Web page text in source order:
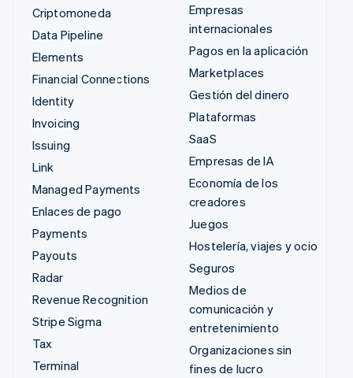
Criptomoneda
Data Pipeline
Elements
Financial Connections
Identity
Invoicing
Issuing
Link
Managed Payments
Enlaces de pago
Payments
Payouts
Radar
Revenue Recognition
Stripe Sigma
Tax
Terminal
Empresas
internacionales
Pagos en la aplicación
Marketplaces
Gestión del dinero
Plataformas
SaaS
Empresas de IA
Economía de los
creadores
Juegos
Hostelería, viajes y ocio
Seguros
Medios de
comunicación y
entretenimiento
Organizaciones sin
fines de lucro